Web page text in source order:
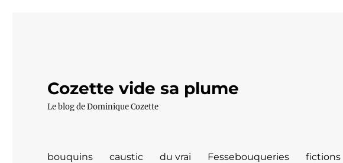
Cozette vide sa plume
Le blog de Dominique Cozette
bouquins caustic du vrai Fessebouqueries fictions